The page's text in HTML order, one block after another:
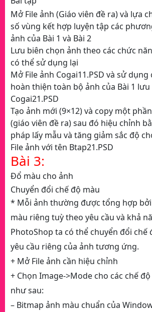
Mở File ảnh (Giáo viên đề ra) và lựa
số vùng kết hợp luyện tập các
ảnh của Bài 1 và Bài 2
Lưu biên chọn ảnh theo các chức
có thể sử dụng lại
Mở File ảnh Cogai11.PSD và sử
hoàn thiện toàn bộ ảnh của Bài 1 lưu
Cogai21.PSD
Tạo ảnh mới (9×12) và copy một
(giáo viên đề ra) sau đó hiệu chỉnh
pháp lấy mẫu và tăng giảm sắc độ
File ảnh với tên Btap21.PSD
Bài 3:
Đổ màu cho ảnh
Chuyển đổi chế độ màu
* Mỗi ảnh thường được tổng hợp
màu riêng tuỳ theo yêu cầu và khả
PhotoShop ta có thể chuyển đổi chế
yêu cầu riêng của ảnh tương ứng.
+ Mở File ảnh cần hiệu chỉnh
+ Chọn Image->Mode cho các chế
như sau:
– Bitmap ảnh màu chuẩn của